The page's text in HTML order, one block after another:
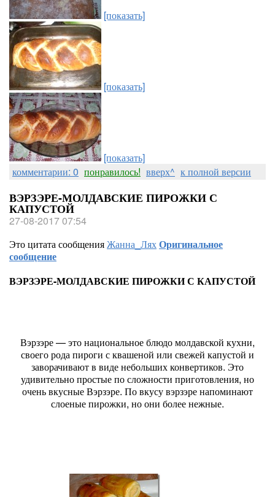
[показать]
[показать]
[показать]
комментарии: 0 понравилось! вверх^ к полной версии
ВЭРЗЭРЕ-МОЛДАВСКИЕ ПИРОЖКИ С
КАПУСТОЙ
27-08-2017 07:54
Это цитата сообщенияЖанна_ЛяхОригинальное
сообщение
ВЭРЗЭРЕ-МОЛДАВСКИЕ ПИРОЖКИ С КАПУСТОЙ
Вэрзэре — это национальное блюдо молдавской кухни,
своего рода пироги с квашеной или свежей капустой и
заворачивают в виде небольших конвертиков. Это
удивительно простые по сложности приготовления, но
очень вкусные Вэрзэре. По вкусу вэрзэре напоминают
слоеные пирожки, но они более нежные.